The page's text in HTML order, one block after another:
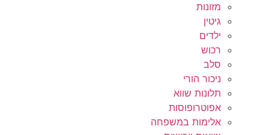
מזונות
גיטין
ילדים
רכוש
סלב
ניכור הורי
תלונות שווא
אפוטרופוסות
אלימות במשפחה